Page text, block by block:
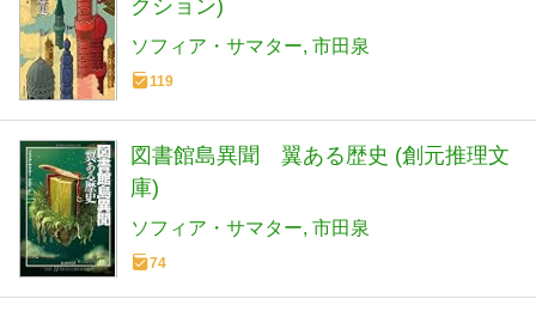
クション)
ソフィア・サマター 市田泉
119
図書館島異聞 翼ある歴史 (創元推理文
庫)
ソフィア・サマター 市田泉
74